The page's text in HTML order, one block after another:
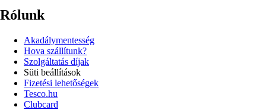
Rólunk
Akadálymentesség
Hova szállítunk?
Szolgáltatás díjak
Süti beállítások
Fizetési lehetőségek
Tesco.hu
Clubcard